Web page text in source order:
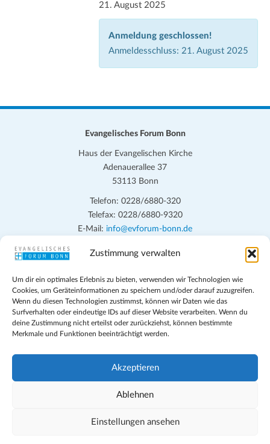
Zustimmung verwalten
Um dir ein optimales Erlebnis zu bieten, verwenden wir Technologien wie
Cookies, um Geräteinformationen zu speichern und/oder darauf zuzugreifen.
Wenn du diesen Technologien zustimmst, können wir Daten wie das
Surfverhalten oder eindeutige IDs auf dieser Website verarbeiten. Wenn du
deine Zustimmung nicht erteilst oder zurückziehst, können bestimmte
Merkmale und Funktionen beeinträchtigt werden.
Akzeptieren
Ablehnen
Einstellungen ansehen
21. August 2025
Anmeldung geschlossen!
Anmeldesschluss: 21. August 2025
Evangelisches Forum Bonn
Haus der Evangelischen Kirche
Adenauerallee 37
53113 Bonn
Telefon: 0228/6880-320
Telefax: 0228/6880-9320
E-Mail: info@evforum-bonn.de
Das Evangelische Forum Bonn will in seinen zentralen
persönlichen, beruflichen, kirchlichen und öffentlichen Lebens
eingehen, zu offener Begegnung und ehrlicher Auseinandersetzung
anregen und mithelfen, aus der Verheißung des Evangeliums heraus
im individuellen und gesellschaftlichen Leben verantwortlich zu
denken, zu reden und zu handeln.
Impressum
Teilnahmebedingungen
Cookie-Richtlinie (EU)